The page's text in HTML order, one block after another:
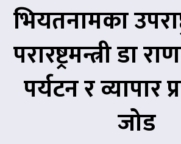
भियतनामका
परारष्ट्रमन्त्री डा
पर्यटन र व्यापार
जोड